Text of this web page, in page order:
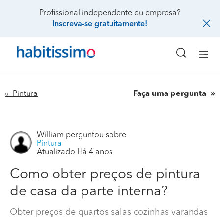
Profissional independente ou empresa?
Inscreva-se gratuitamente!
« Pintura Faça uma pergunta
Como obter preços de pintura de casa da parte
Obter preços de quartos salas cozinhas varandas
banheiros areas parte interna .. murus e parte externa
William perguntou sobre
Pintura
Atualizado Há 4 anos
Como obter preços de pintura
de casa da parte interna?
Obter preços de quartos salas cozinhas varandas